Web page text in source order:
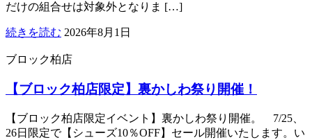
だけの組合せは対象外となりま […]
続きを読む 2026年8月1日
ブロック柏店
【ブロック柏店限定】裏かしわ祭り開催！
【ブロック柏店限定イベント】裏かしわ祭り開催。 7/25、
26日限定で【シューズ10％OFF】セール開催いたします。い